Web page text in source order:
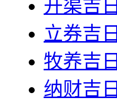
开渠吉日
立券吉日
牧养吉日
纳财吉日